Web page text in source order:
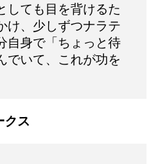
しても目を背けるた
け、少しずつナラテ
自身で「ちょっと待
でいて、これが功を
クス